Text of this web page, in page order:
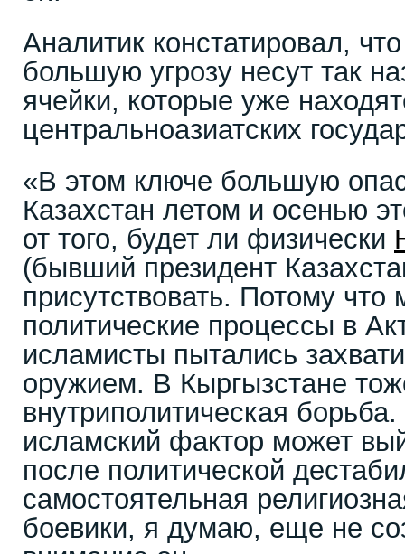
Аналитик констатировал,
большую угрозу несут так
ячейки, которые уже
центральноазиатских
«В этом ключе большую
Казахстан летом и осенью
от того, будет ли физически
(бывший президент
присутствовать. Потому
политические процессы в
исламисты пытались
оружием. В Кыргызстане
внутриполитическая
исламский фактор может
после политической
самостоятельная
боевики, я думаю, еще не